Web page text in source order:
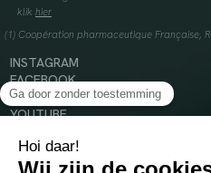
klik hier
(1) Coopération pharmaceutique Française,
INSTAGRAM
FACEBOOK
TIKTOK
YOUTUBE